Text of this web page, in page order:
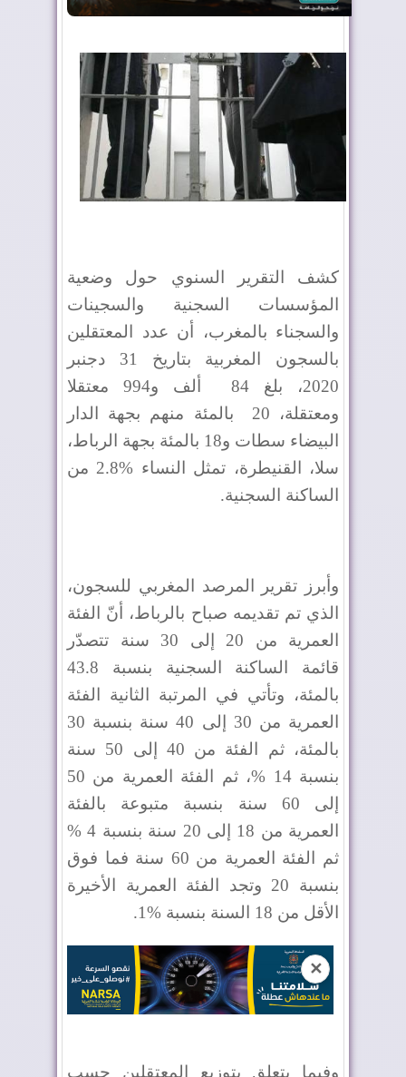
كشف التقرير السنوي حول وضعية
المؤسسات السجنية والسجينات
والسجناء بالمغرب، أن عدد المعتقلين
بالسجون المغربية بتاريخ 31 دجنبر
2020، بلغ 84
ألف و994 معتقلا
ومعتقلة، 20
بالمئة منهم بجهة الدار
البيضاء سطات و18 بالمئة بجهة الرباط،
سلا، القنيطرة، تمثل النساء %2.8 من
الساكنة السجنية.
وأبرز تقرير المرصد المغربي للسجون،
الذي تم تقديمه صباح بالرباط، أنّ الفئة
العمرية من 20 إلى 30 سنة تتصدّر
قائمة الساكنة السجنية بنسبة 43.8
بالمئة، وتأتي في المرتبة الثانية الفئة
العمرية من 30 إلى 40 سنة بنسبة 30
بالمئة، ثم الفئة من 40 إلى 50 سنة
بنسبة 14 %، ثم الفئة العمرية من 50
إلى 60 سنة بنسبة متبوعة بالفئة
العمرية من 18 إلى 20 سنة بنسبة 4 %
ثم الفئة العمرية من 60 سنة فما فوق
بنسبة 20 وتجد الفئة العمرية الأخيرة
الأقل من 18 السنة بنسبة %1.
✕
وفيما يتعلق بتوزيع المعتقلين حسب